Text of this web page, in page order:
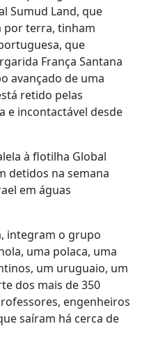
Sumud Land, que
por terra, tinham
que
França Santana
avançado de uma
retido pelas
e incontactável desde
à flotilha Global
detidos na semana
em águas
integram o grupo
uma polaca, uma
um uruguaio, um
dos mais de 350
engenheiros
saíram há cerca de